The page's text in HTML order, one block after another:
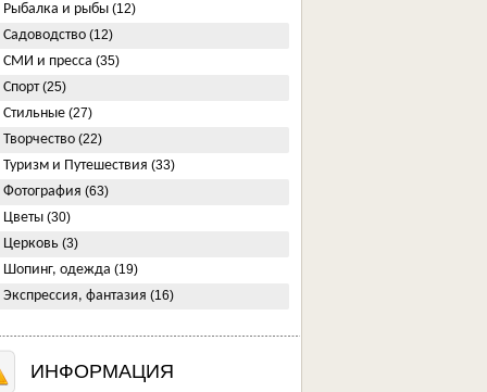
Рыбалка и рыбы (12)
Садоводство (12)
СМИ и пресса (35)
Спорт(25)
Стильные (27)
Творчество (22)
Туризм и Путешествия (33)
Фотография (63)
Цветы (30)
Церковь (3)
Шопинг, одежда (19)
Экспрессия, фантазия (16)
ИНФОРМАЦИЯ